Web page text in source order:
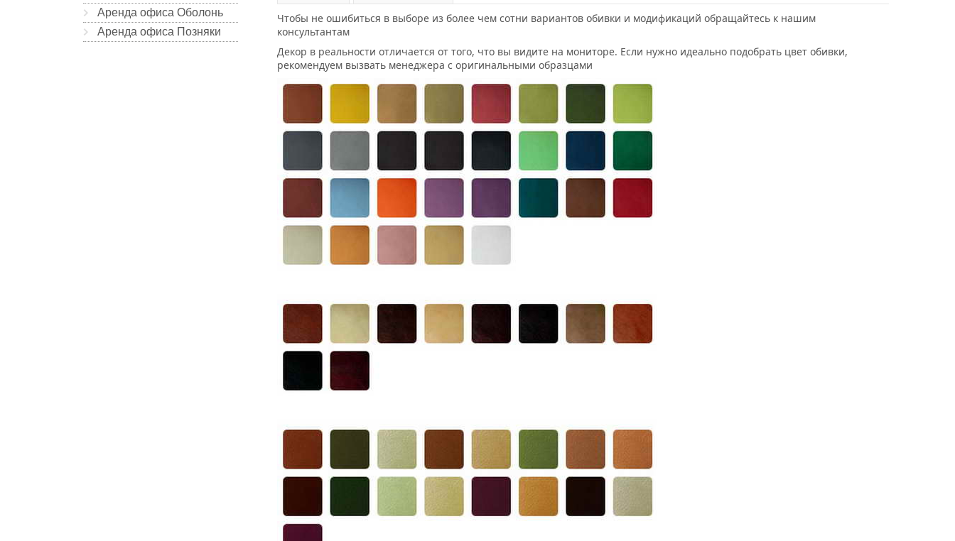
Аренда офиса Оболонь
Аренда офиса Позняки
Чтобы не ошибиться в выборе из более чем сотни вариантов обивки и модификаций обращайтесь к нашим
консультантам
Декор в реальности отличается от того, что вы видите на мониторе. Если нужно идеально подобрать цвет обивки,
рекомендуем вызвать менеджера с оригинальными образцами